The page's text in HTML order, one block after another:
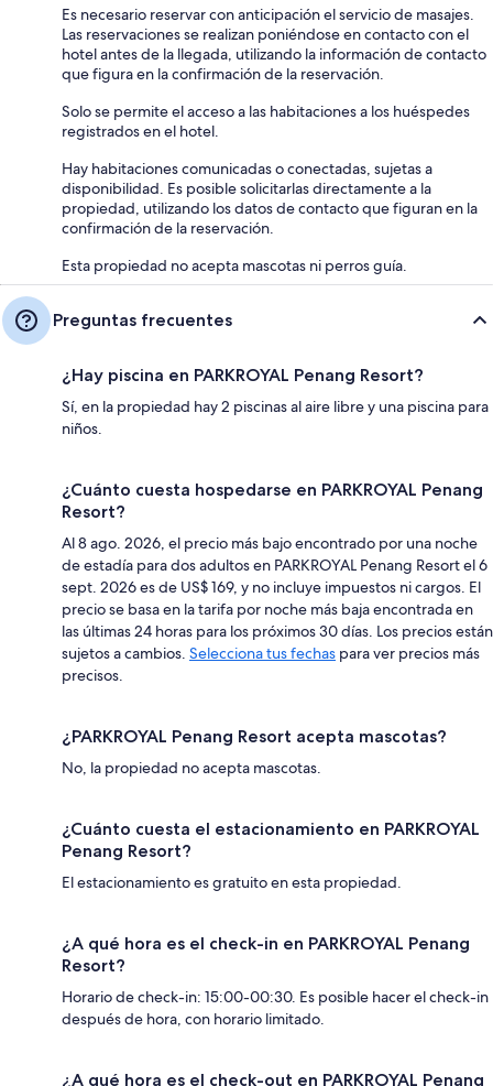
Es necesario reservar con anticipación el servicio de masajes.
Las reservaciones se realizan poniéndose en contacto con el
hotel antes de la llegada, utilizando la información de contacto
que figura en la confirmación de la reservación.
Solo se permite el acceso a las habitaciones a los huéspedes
registrados en el hotel.
Hay habitaciones comunicadas o conectadas, sujetas a
disponibilidad. Es posible solicitarlas directamente a la
propiedad, utilizando los datos de contacto que figuran en la
confirmación de la reservación.
Esta propiedad no acepta mascotas ni perros guía.
Preguntas frecuentes
¿Hay piscina en PARKROYAL Penang Resort?
Sí, en la propiedad hay 2 piscinas al aire libre y una piscina para
niños.
¿Cuánto cuesta hospedarse en PARKROYAL Penang
Resort?
Al 8 ago. 2026, el precio más bajo encontrado por una noche
de estadía para dos adultos en PARKROYAL Penang Resort el 6
sept. 2026 es de US$ 169, y no incluye impuestos ni cargos. El
precio se basa en la tarifa por noche más baja encontrada en
las últimas 24 horas para los próximos 30 días. Los precios están
sujetos a cambios. Selecciona tus fechas para ver precios más
precisos.
¿PARKROYAL Penang Resort acepta mascotas?
No, la propiedad no acepta mascotas.
¿Cuánto cuesta el estacionamiento en PARKROYAL
Penang Resort?
El estacionamiento es gratuito en esta propiedad.
¿A qué hora es el check-in en PARKROYAL Penang
Resort?
Horario de check-in: 15:00-00:30. Es posible hacer el check-in
después de hora, con horario limitado.
¿A qué hora es el check-out en PARKROYAL Penang